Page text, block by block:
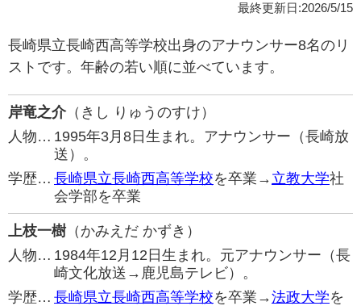
最終更新日:2026/5/15
長崎県立長崎西高等学校出身のアナウンサー8名のリ
ストです。年齢の若い順に並べています。
岸竜之介（きし りゅうのすけ）
人物… 1995年3月8日生まれ。アナウンサー（長崎放
送）。
学歴… 長崎県立長崎西高等学校を卒業→ 立教大学社
会学部を卒業
上枝一樹（かみえだ かずき）
人物… 1984年12月12日生まれ。元アナウンサー（長
崎文化放送→鹿児島テレビ）。
学歴… 長崎県立長崎西高等学校を卒業→法政大学を